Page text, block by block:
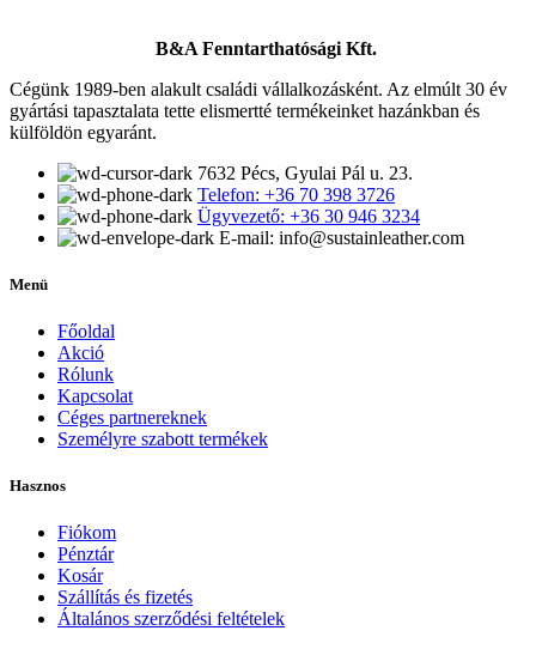
B&A Fenntarthatósági Kft.
Cégünk 1989-ben alakult családi vállalkozásként. Az elmúlt 30 év
gyártási tapasztalata tette elismertté termékeinket hazánkban és
külföldön egyaránt.
7632 Pécs, Gyulai Pál u. 23.
Telefon: +36 70 398 3726
Ügyvezető: +36 30 946 3234
E-mail: info@sustainleather.com
Menü
Főoldal
Akció
Rólunk
Kapcsolat
Céges partnereknek
Személyre szabott termékek
Hasznos
Fiókom
Pénztár
Kosár
Szállítás és fizetés
Általános szerződési feltételek